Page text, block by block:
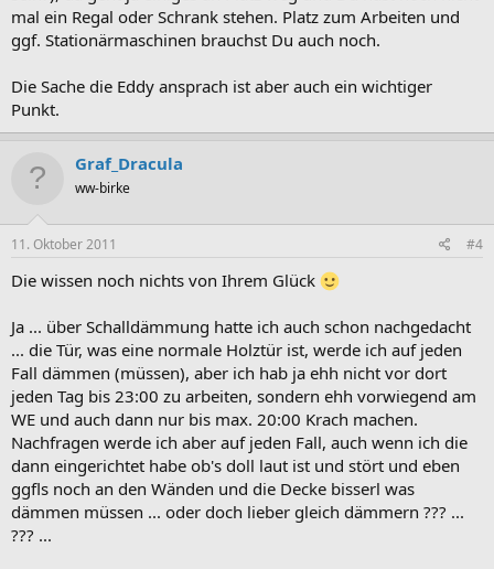
mal ein Regal oder Schrank stehen. Platz zum Arbeiten und
ggf. Stationärmaschinen brauchst Du auch noch.
Die Sache die Eddy ansprach ist aber auch ein wichtiger
Punkt.
Graf_Dracula
ww-birke
11. Oktober 2011 #4
Die wissen noch nichts von Ihrem Glück
Ja ... über Schalldämmung hatte ich auch schon nachgedacht
... die Tür, was eine normale Holztür ist, werde ich auf jeden
Fall dämmen (müssen), aber ich hab ja ehh nicht vor dort
jeden Tag bis 23:00 zu arbeiten, sondern ehh vorwiegend am
WE und auch dann nur bis max. 20:00 Krach machen.
Nachfragen werde ich aber auf jeden Fall, auch wenn ich die
dann eingerichtet habe ob's doll laut ist und stört und eben
ggfls noch an den Wänden und die Decke bisserl was
dämmen müssen ... oder doch lieber gleich dämmern ??? ...
??? ...